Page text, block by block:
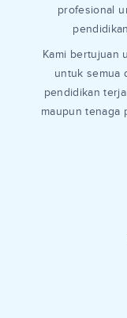
profesional
Kami bertujuan
untuk semua
pendidikan
maupun tenaga